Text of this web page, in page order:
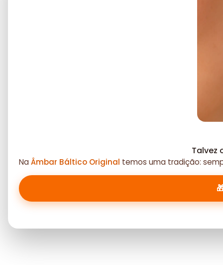
Talvez
NaÂmbar Báltico Original temos uma tradição: